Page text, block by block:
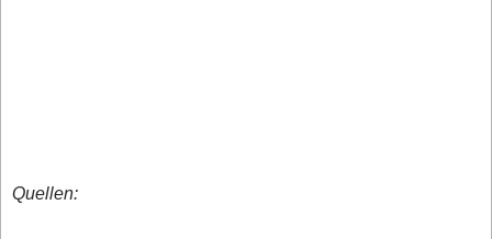
Quellen: